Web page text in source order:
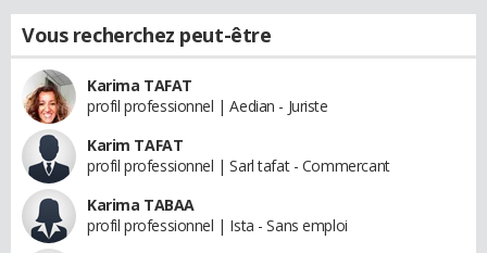
Vous recherchez peut-être
Karima TAFAT
profil professionnel | Aedian - Juriste
Karim TAFAT
profil professionnel | Sarl tafat - Commercant
Karima TABAA
profil professionnel | Ista - Sans emploi